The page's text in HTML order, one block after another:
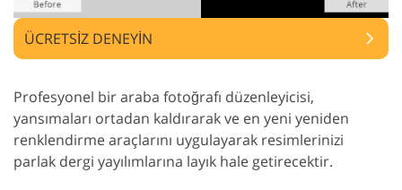
ÜCRETSIZ DENEYIN
Profesyonel bir araba fotoğrafı düzenleyicisi,
yansımaları ortadan kaldırarak ve en yeni yeniden
renklendirme araçlarını uygulayarak resimlerinizi
parlak dergi yayılımlarına layık hale getirecektir.